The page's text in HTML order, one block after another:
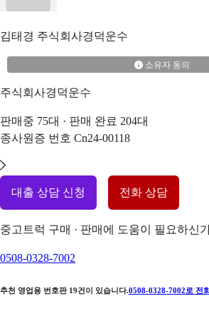
김태경 주식회사경덕운수
소유자 동의
주식회사경덕운수
판매중 75대 · 판매 완료 204대
종사원증 번호 Cn24-00118
대출 상담 신청 전화 상담
중고트럭 구매 · 판매에 도움이 필요하신
0508-0328-7002
추천 영업용 번호판 19건이 있습니다.0508-0328-7002 로 전